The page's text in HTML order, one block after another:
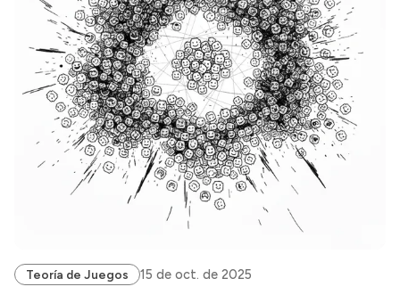
Teoría de Juegos 15 de oct. de 2025